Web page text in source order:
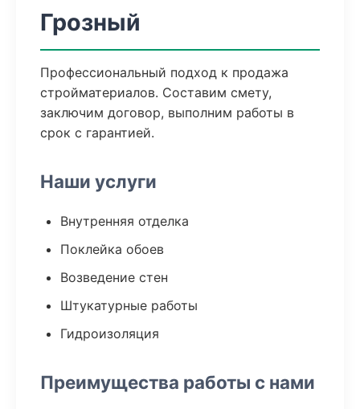
Грозный
Профессиональный подход к продажа
стройматериалов. Составим смету,
заключим договор, выполним работы в
срок с гарантией.
Наши услуги
Внутренняя отделка
Поклейка обоев
Возведение стен
Штукатурные работы
Гидроизоляция
Преимущества работы с нами